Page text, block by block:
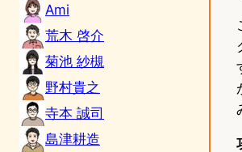
Ami
荒木 啓介
菊池 紗槻
野村貴之
寺本 誠司
島津耕造